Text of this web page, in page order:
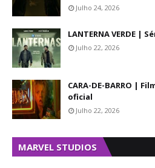
Julho 24, 2026
LANTERNA VERDE |
Julho 22, 2026
CARA-DE-BARRO |
oficial
Julho 22, 2026
MARVEL STUDIOS